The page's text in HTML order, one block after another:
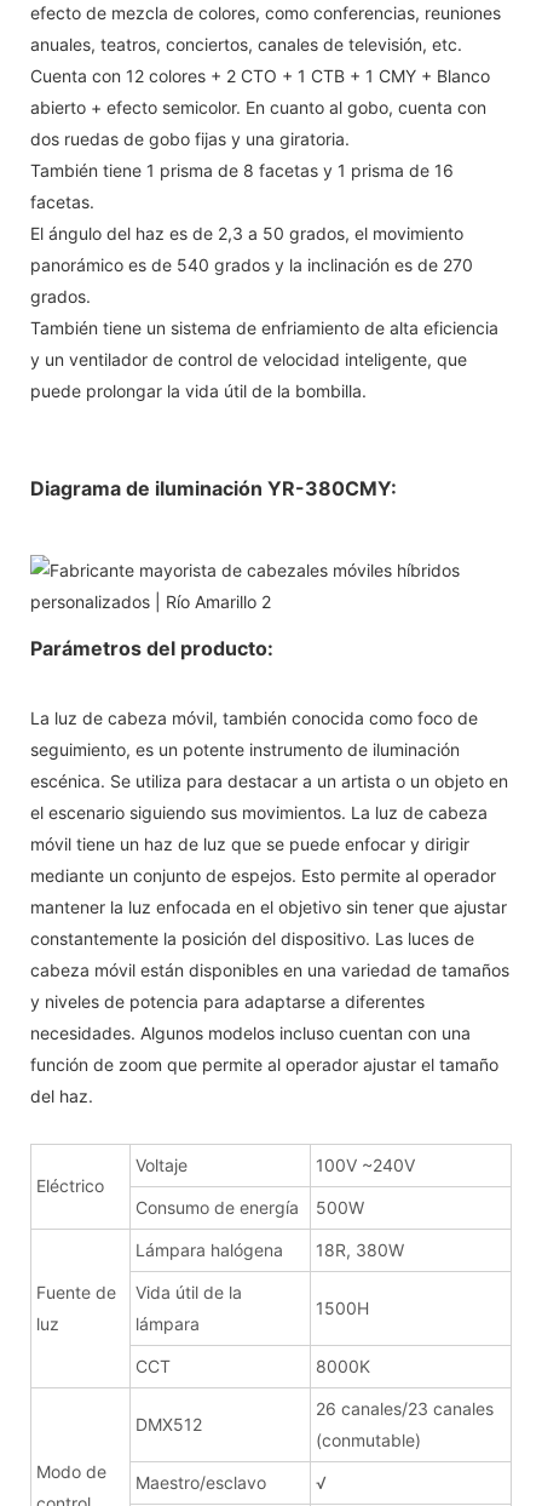
efecto de mezcla de colores, como conferencias, reuniones
anuales, teatros, conciertos, canales de televisión, etc.
Cuenta con 12 colores + 2 CTO + 1 CTB + 1 CMY + Blanco
abierto + efecto semicolor. En cuanto al gobo, cuenta con
dos ruedas de gobo fijas y una giratoria.
También tiene 1 prisma de 8 facetas y 1 prisma de 16
facetas.
El ángulo del haz es de 2,3 a 50 grados, el movimiento
panorámico es de 540 grados y la inclinación es de 270
grados.
También tiene un sistema de enfriamiento de alta eficiencia
y un ventilador de control de velocidad inteligente, que
puede prolongar la vida útil de la bombilla.
Diagrama de iluminación YR-380CMY:
Parámetros del producto:
La luz de cabeza móvil, también conocida como foco de
seguimiento, es un potente instrumento de iluminación
escénica. Se utiliza para destacar a un artista o un objeto en
el escenario siguiendo sus movimientos. La luz de cabeza
móvil tiene un haz de luz que se puede enfocar y dirigir
mediante un conjunto de espejos. Esto permite al operador
mantener la luz enfocada en el objetivo sin tener que ajustar
constantemente la posición del dispositivo. Las luces de
cabeza móvil están disponibles en una variedad de tamaños
y niveles de potencia para adaptarse a diferentes
necesidades. Algunos modelos incluso cuentan con una
función de zoom que permite al operador ajustar el tamaño
del haz.
Eléctrico
Voltaje 100V ~240V
Consumo de energía 500W
Fuente de
luz
Lámpara halógena 18R, 380W
Vida útil de la
lámpara
1500H
CCT 8000K
Modo de
DMX512
26 canales/23 canales
(conmutable)
Maestro/esclavo √